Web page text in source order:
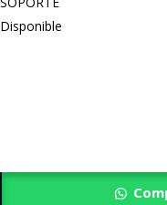
Disponible